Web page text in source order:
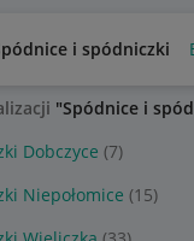
i spódniczki
"Spódnice i
Dobczyce (7)
Niepołomice (15)